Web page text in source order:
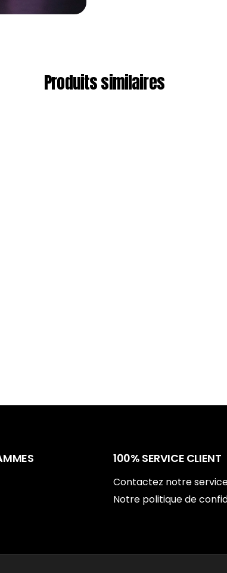
Produits similaires
100% SERVICE CLIENT
Contactez notre
Notre politique de